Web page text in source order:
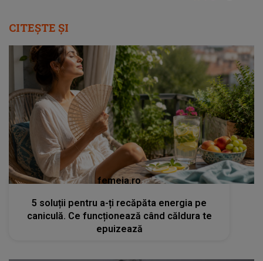
CITEȘTE ȘI
femeia.ro
5 soluții pentru a-ți recăpăta energia pe
caniculă. Ce funcționează când căldura te
epuizează